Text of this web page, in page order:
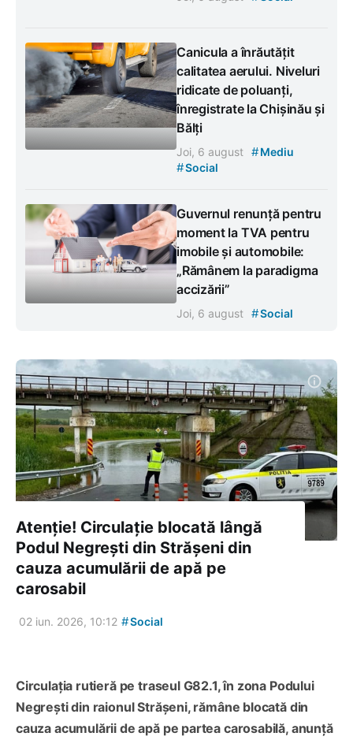
Canicula a înrăutățit
calitatea aerului. Niveluri
ridicate de poluanți,
înregistrate la Chișinău și
Bălți
Joi, 6 august #Mediu
#Social
Guvernul renunță pentru
moment la TVA pentru
imobile și automobile:
„Rămânem la paradigma
accizării”
Joi, 6 august #Social
Atenție! Circulație blocată lângă
Podul Negrești din Strășeni din
cauza acumulării de apă pe
carosabil
02 iun. 2026, 10:12 #Social
Circulația rutieră pe traseul G82.1, în zona Podului
Negrești din raionul Strășeni, rămâne blocată din
cauza acumulării de apă pe partea carosabilă, anunță